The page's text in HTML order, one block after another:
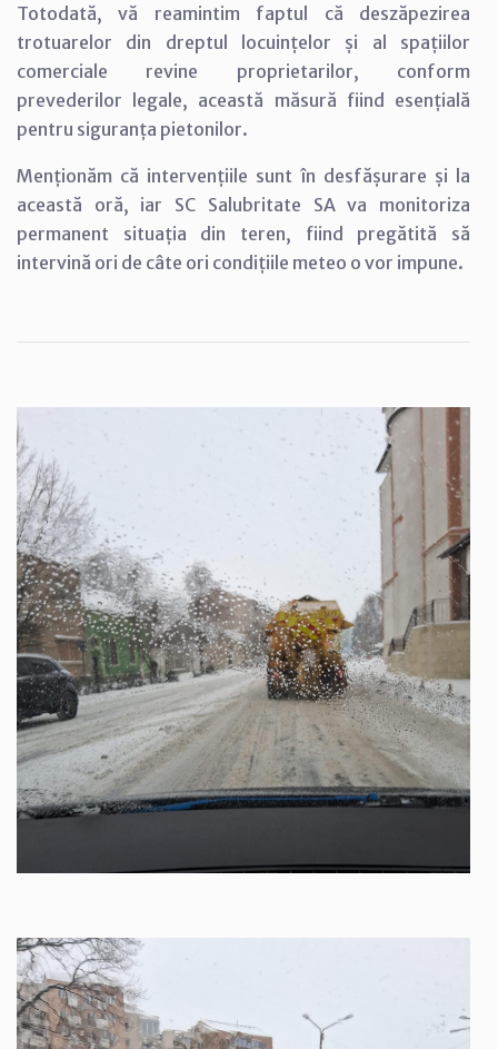
Totodată, vă reamintim faptul că deszăpezirea
trotuarelor din dreptul locuințelor și al spațiilor
comerciale revine proprietarilor, conform
prevederilor legale, această măsură fiind esențială
pentru siguranța pietonilor.
Menționăm că intervențiile sunt în desfășurare și la
această oră, iar SC Salubritate SA va monitoriza
permanent situația din teren, fiind pregătită să
intervină ori de câte ori condițiile meteo o vor impune.